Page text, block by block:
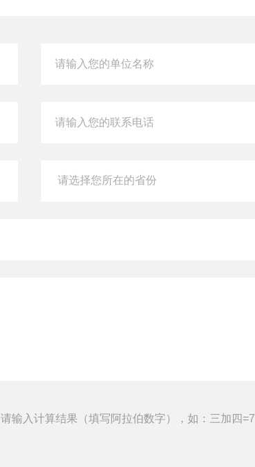
请输入计算结果（填写阿拉伯数字），如：三加四=7